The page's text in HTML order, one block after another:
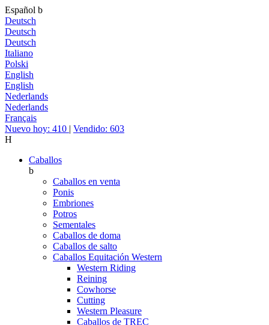
Español b
Deutsch
Deutsch
Deutsch
Italiano
Polski
English
English
Nederlands
Nederlands
Français
Nuevo hoy: 410 | Vendido: 603
H
Caballos
b
Caballos en venta
Ponis
Embriones
Potros
Sementales
Caballos de doma
Caballos de salto
Caballos Equitación Western
Western Riding
Reining
Cowhorse
Cutting
Western Pleasure
Caballos de TREC